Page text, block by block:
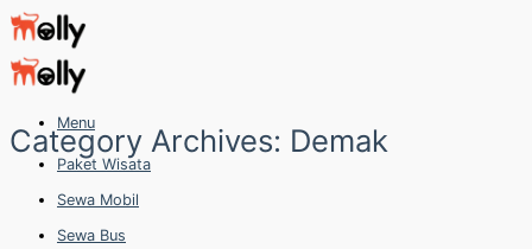
Skip
to
content
Menu
Paket Wisata
Sewa Mobil
Sewa Bus
Category Archives: Demak